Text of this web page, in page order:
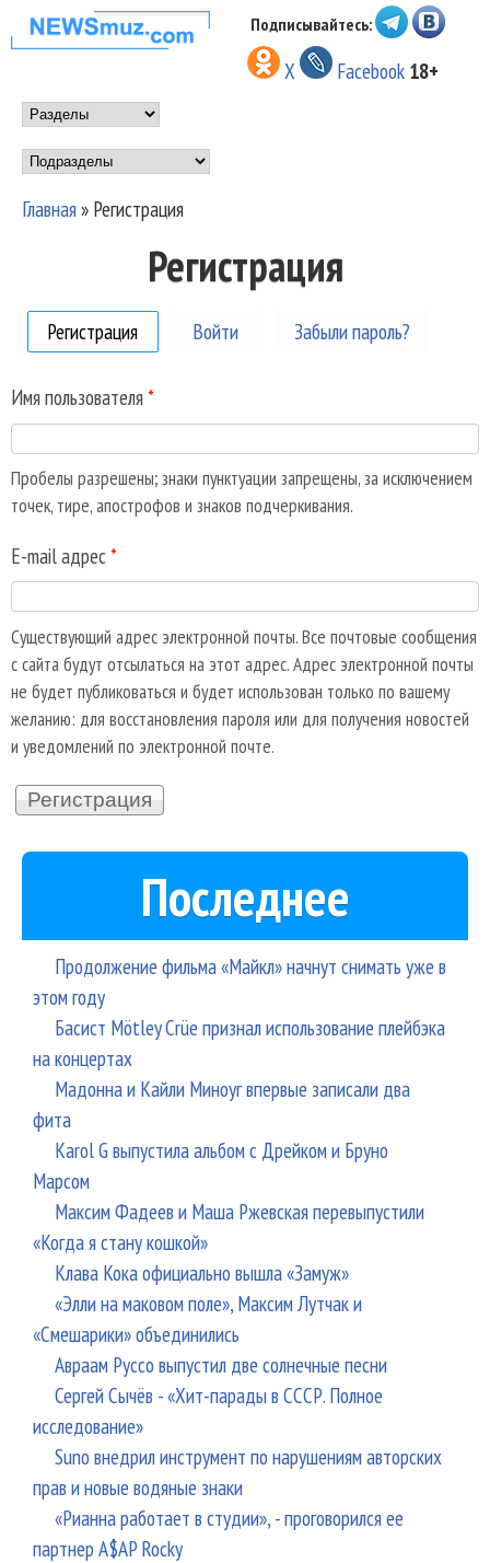
Перейти к основному
содержанию
НОВОСТИ
МУЗЫКИ И
ШОУ БИЗНЕСА
NEWSMUZ.COM
Подписывайтесь:
X Facebook 18+
Main menu
Подразделы
Главная» Регистрация
Регистрация
Регистрация (активная вкладка)
Войти Забыли пароль?
Имя пользователя *
Пробелы разрешены; знаки пунктуации запрещены, за исключением
точек, тире, апострофов и знаков подчеркивания.
E-mail адрес *
Существующий адрес электронной почты. Все почтовые сообщения
с сайта будут отсылаться на этот адрес. Адрес электронной почты
не будет публиковаться и будет использован только по вашему
желанию: для восстановления пароля или для получения новостей
и уведомлений по электронной почте.
Последнее
Продолжение фильма «Майкл» начнут снимать уже в
этом году
Басист Mötley Crüe признал использование плейбэка
на концертах
Мадонна и Кайли Миноуг впервые записали два
фита
Karol G выпустила альбом с Дрейком и Бруно
Марсом
Максим Фадеев и Маша Ржевская перевыпустили
«Когда я стану кошкой»
Клава Кока официально вышла «Замуж»
«Элли на маковом поле», Максим Лутчак и
«Смешарики» объединились
Авраам Руссо выпустил две солнечные песни
Сергей Сычёв - «Хит-парады в СССР. Полное
исследование»
Suno внедрил инструмент по нарушениям авторских
прав и новые водяные знаки
«Рианна работает в студии», - проговорился ее
партнер A$AP Rocky